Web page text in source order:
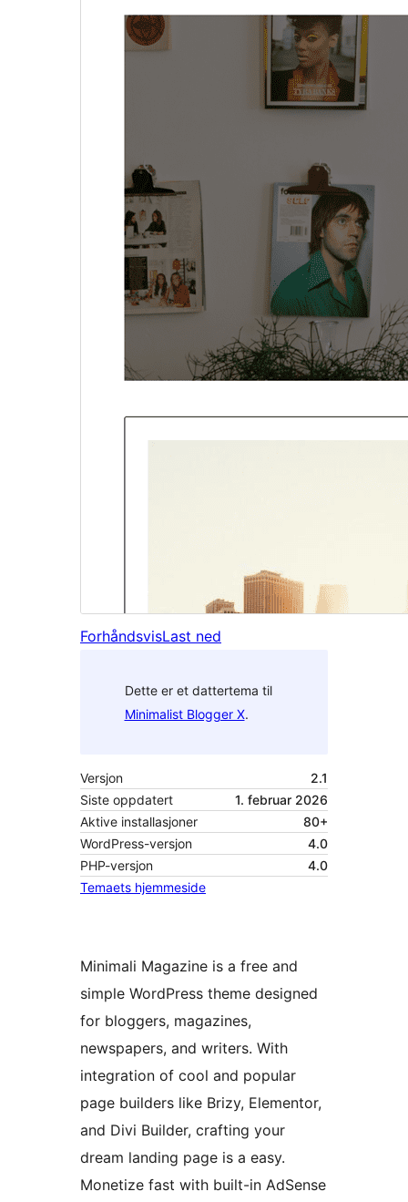
ForhåndsvisLast ned
Dette er et dattertema til
Minimalist Blogger X.
Versjon
2.1
Siste oppdatert
1. februar 2026
Aktive installasjoner
80+
WordPress-versjon
4.0
PHP-versjon
4.0
Temaets hjemmeside
Minimali Magazine is a free and
simple WordPress theme designed
for bloggers, magazines,
newspapers, and writers. With
integration of cool and popular
page builders like Brizy, Elementor,
and Divi Builder, crafting your
dream landing page is a easy.
Monetize fast with built-in AdSense